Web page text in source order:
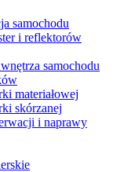
samochodu
i reflektorów
samochodu
materiałowej
skórzanej
i naprawy